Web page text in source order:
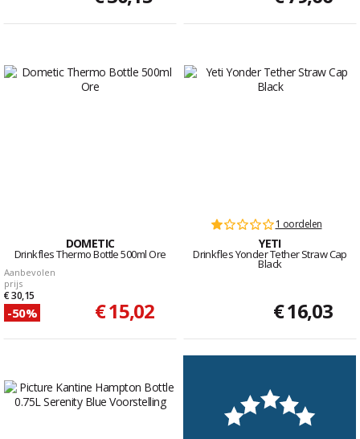
DOMETIC
Drinkfles Thermo Bottle 500ml Ore
Aanbevolen
prijs
€ 30,15
-50% € 15,02
1 oordelen
YETI
Drinkfles Yonder Tether Straw Cap
Black
€ 16,03